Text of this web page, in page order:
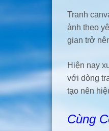
Tranh
ảnh theo
gian trở
Hiện nay
với dòng
tạo nên
Cùng